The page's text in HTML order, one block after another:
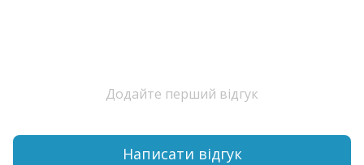
Додайте перший відгук
Написати відгук